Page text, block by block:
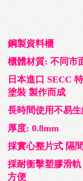
鋼製資料櫃
櫃體材質: 不同市
日本進口 SECC
塗裝 製作而成
長時間使用不易
厚度: 0.8mm
採實心整片式 隔
採耐衝擊塑膠滑
方便